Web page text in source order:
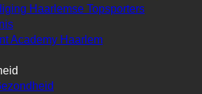
Haarlemse Topsporters
Academy Haarlem